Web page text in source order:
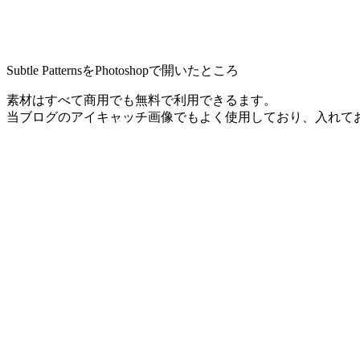
Subtle PatternsをPhotoshopで開いたところ
素材はすべて商用でも無料で利用できるます。
当ブログのアイキャッチ画像でもよく使用しており、入れて